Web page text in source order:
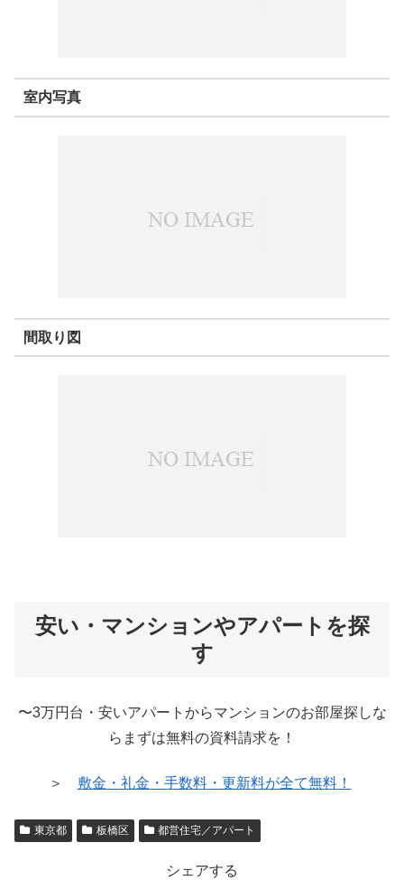
室内写真
間取り図
安い・マンションやアパートを探
す
〜3万円台・安いアパートからマンションのお部屋探しな
らまずは無料の資料請求を！
＞ 敷金・礼金・手数料・更新料が全て無料！
東京都 板橋区 都営住宅／アパート
シェアする